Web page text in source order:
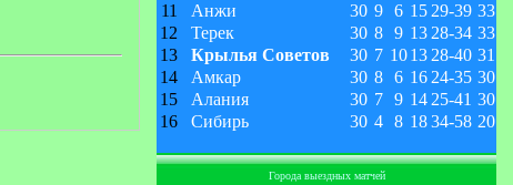
11
Анжи 30 9 6 15 29-39 33
12
Терек 30 8 9 13 28-34 33
13
Крылья Советов 30 7 1013 28-40 31
14
Амкар 30 8 6 16 24-35 30
15
Алания 30 7 9 14 25-41 30
16
Сибирь 30 4 8 1834-58 20
Города выездных матчей